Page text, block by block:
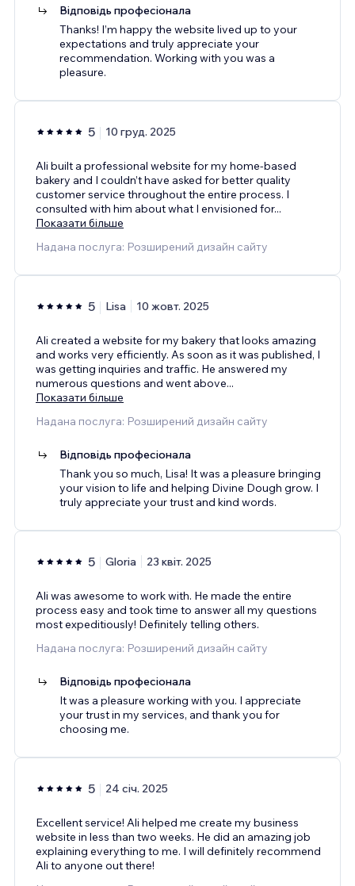
Відповідь професіонала
Thanks! I’m happy the website lived up to your
expectations and truly appreciate your
recommendation. Working with you was a
pleasure.
5 10 груд. 2025
Ali built a professional website for my home-based
bakery and I couldn’t have asked for better quality
customer service throughout the entire process. I
consulted with him about what I envisioned for...
Показати більше
Надана послуга: Розширений дизайн сайту
5 Lisa 10 жовт. 2025
Ali created a website for my bakery that looks amazing
and works very efficiently. As soon as it was published, I
was getting inquiries and traffic. He answered my
numerous questions and went above...
Показати більше
Надана послуга: Розширений дизайн сайту
Відповідь професіонала
Thank you so much, Lisa! It was a pleasure bringing
your vision to life and helping Divine Dough grow. I
truly appreciate your trust and kind words.
5 Gloria 23 квіт. 2025
Ali was awesome to work with. He made the entire
process easy and took time to answer all my questions
most expeditiously! Definitely telling others.
Надана послуга: Розширений дизайн сайту
Відповідь професіонала
It was a pleasure working with you. I appreciate
your trust in my services, and thank you for
choosing me.
5 24 січ. 2025
Excellent service! Ali helped me create my business
website in less than two weeks. He did an amazing job
explaining everything to me. I will definitely recommend
Ali to anyone out there!